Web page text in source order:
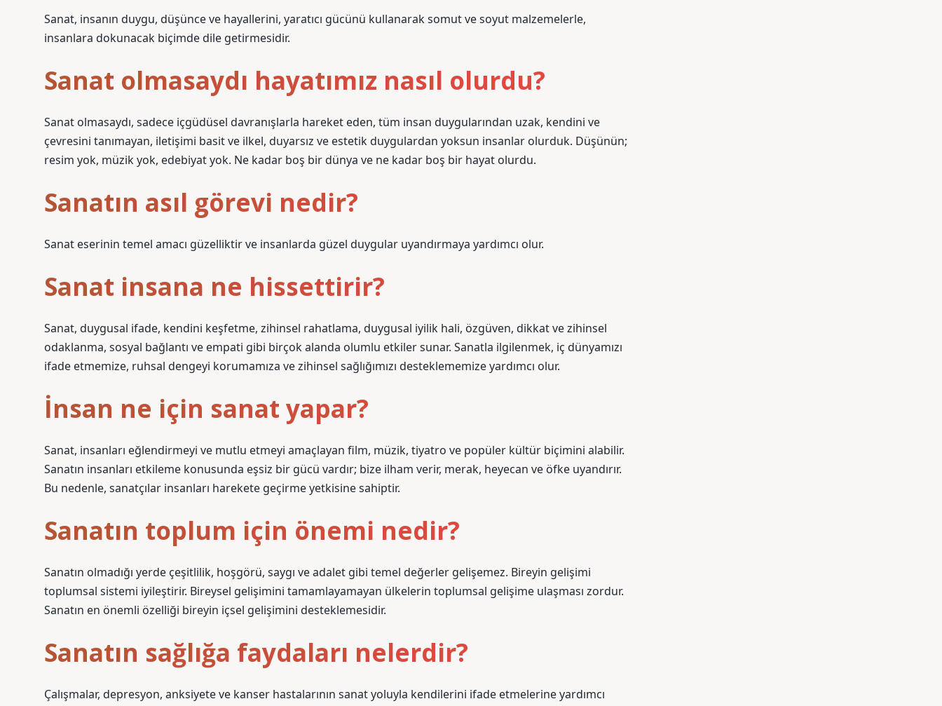
Sanat, insanın duygu, düşünce ve hayallerini, yaratıcı gücünü kullanarak somut ve soyut malzemelerle,
insanlara dokunacak biçimde dile getirmesidir.
Sanat olmasaydı hayatımız nasıl olurdu?
Sanat olmasaydı, sadece içgüdüsel davranışlarla hareket eden, tüm insan duygularından uzak, kendini ve
çevresini tanımayan, iletişimi basit ve ilkel, duyarsız ve estetik duygulardan yoksun insanlar olurduk. Düşünün;
resim yok, müzik yok, edebiyat yok. Ne kadar boş bir dünya ve ne kadar boş bir hayat olurdu.
Sanatın asıl görevi nedir?
Sanat eserinin temel amacı güzelliktir ve insanlarda güzel duygular uyandırmaya yardımcı olur.
Sanat insana ne hissettirir?
Sanat, duygusal ifade, kendini keşfetme, zihinsel rahatlama, duygusal iyilik hali, özgüven, dikkat ve zihinsel
odaklanma, sosyal bağlantı ve empati gibi birçok alanda olumlu etkiler sunar. Sanatla ilgilenmek, iç dünyamızı
ifade etmemize, ruhsal dengeyi korumamıza ve zihinsel sağlığımızı desteklememize yardımcı olur.
İnsan ne için sanat yapar?
Sanat, insanları eğlendirmeyi ve mutlu etmeyi amaçlayan film, müzik, tiyatro ve popüler kültür biçimini alabilir.
Sanatın insanları etkileme konusunda eşsiz bir gücü vardır; bize ilham verir, merak, heyecan ve öfke uyandırır.
Bu nedenle, sanatçılar insanları harekete geçirme yetkisine sahiptir.
Sanatın toplum için önemi nedir?
Sanatın olmadığı yerde çeşitlilik, hoşgörü, saygı ve adalet gibi temel değerler gelişemez. Bireyin gelişimi
toplumsal sistemi iyileştirir. Bireysel gelişimini tamamlayamayan ülkelerin toplumsal gelişime ulaşması zordur.
Sanatın en önemli özelliği bireyin içsel gelişimini desteklemesidir.
Sanatın sağlığa faydaları nelerdir?
Çalışmalar, depresyon, anksiyete ve kanser hastalarının sanat yoluyla kendilerini ifade etmelerine yardımcı